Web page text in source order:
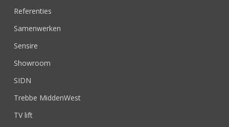
Referenties
Samenwerken
Sensire
Showroom
SIDN
Trebbe MiddenWest
TV lift